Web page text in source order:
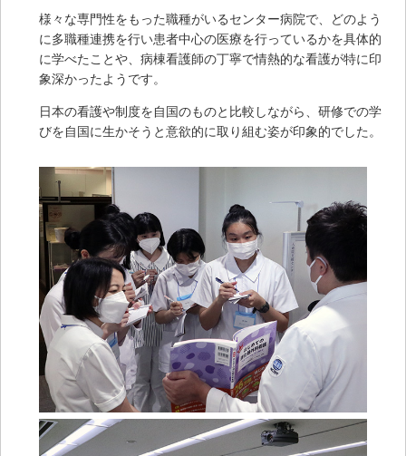
様々な専門性をもった職種がいるセンター病院で、どのよう
に多職種連携を行い患者中心の医療を行っているかを具体的
に学べたことや、病棟看護師の丁寧で情熱的な看護が特に印
象深かったようです。
日本の看護や制度を自国のものと比較しながら、研修での学
びを自国に生かそうと意欲的に取り組む姿が印象的でした。